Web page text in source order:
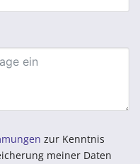
zur Kenntnis
meiner Daten